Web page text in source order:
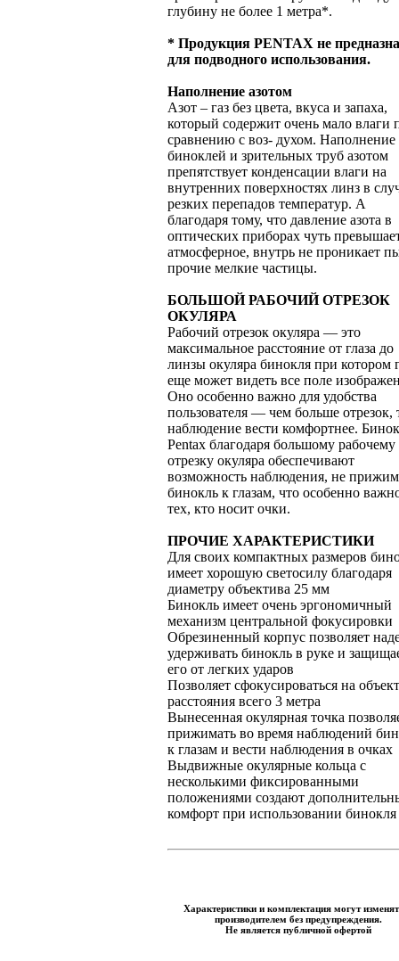
глубину не более 1 метра*.
* Продукция PENTAX не
для подводного использования.
Наполнение азотом
Азот – газ без цвета, вкуса и запаха,
который содержит очень мало влаги
сравнению с воз- духом. Наполнение
биноклей и зрительных труб азотом
препятствует конденсации влаги на
внутренних поверхностях линз в
резких перепадов температур. А
благодаря тому, что давление азота в
оптических приборах чуть
атмосферное, внутрь не проникает
прочие мелкие частицы.
БОЛЬШОЙ РАБОЧИЙ ОТРЕЗОК
ОКУЛЯРА
Рабочий отрезок окуляра — это
максимальное расстояние от глаза до
линзы окуляра бинокля при котором
еще может видеть все поле
Оно особенно важно для удобства
пользователя — чем больше отрезок,
наблюдение вести комфортнее.
Pentax благодаря большому рабочему
отрезку окуляра обеспечивают
возможность наблюдения, не
бинокль к глазам, что особенно
тех, кто носит очки.
ПРОЧИЕ ХАРАКТЕРИСТИКИ
Для своих компактных размеров
имеет хорошую светосилу благодаря
диаметру объектива 25 мм
Бинокль имеет очень эргономичный
механизм центральной фокусировки
Обрезиненный корпус позволяет
удерживать бинокль в руке и
его от легких ударов
Позволяет сфокусироваться на
расстояния всего 3 метра
Вынесенная окулярная точка
прижимать во время наблюдений
к глазам и вести наблюдения в очках
Выдвижные окулярные кольца с
несколькими фиксированными
положениями создают
комфорт при использовании бинокля
Характеристики и комплектация могут
производителем без предупреждения.
Не является публичной офертой